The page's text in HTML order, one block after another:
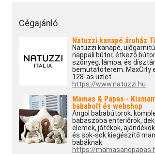
Cégajánló
Natuzzi kanapé áruház
Natuzzi kanapé,
nappali bútor, étkező
szőnyeg, lámpa, és
bemutatóterem. MaxCity
128-as üzlet.
https://www.natuzzi.hu
Mamas & Papas -
bababolt és webshop
Angol bababútorok,
babaszoba enteriőrök,
elemek, játékok,
és sok-sok kiegészítő
babáknak.
https://